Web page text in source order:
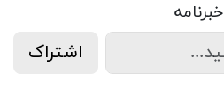
خبرنامه
اشتراک